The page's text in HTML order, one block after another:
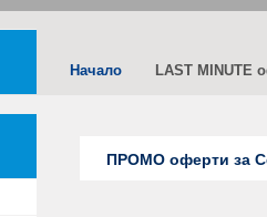
Начало LAST MINUTE
ПРОМО оферти за